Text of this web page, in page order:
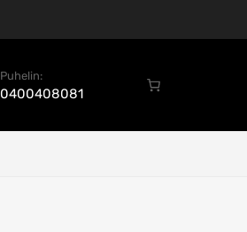
Puhelin:
0400408081